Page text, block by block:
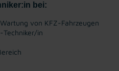
bei:
von KFZ-Fahrzeugen
Techniker/in